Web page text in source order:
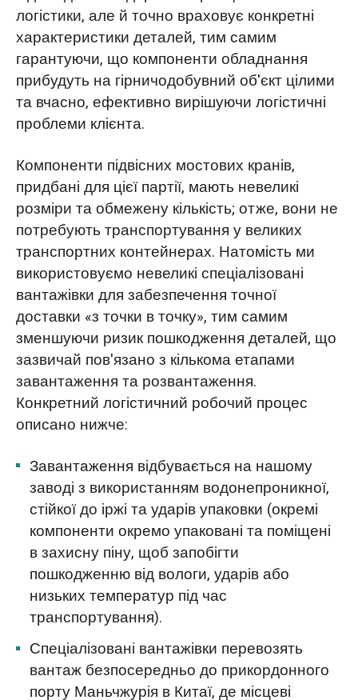
логістики, але й точно враховує конкретні
характеристики деталей, тим самим
гарантуючи, що компоненти обладнання
прибудуть на гірничодобувний об'єкт цілими
та вчасно, ефективно вирішуючи логістичні
проблеми клієнта.
Компоненти підвісних мостових кранів,
придбані для цієї партії, мають невеликі
розміри та обмежену кількість; отже, вони не
потребують транспортування у великих
транспортних контейнерах. Натомість ми
використовуємо невеликі спеціалізовані
вантажівки для забезпечення точної
доставки «з точки в точку», тим самим
зменшуючи ризик пошкодження деталей, що
зазвичай пов'язано з кількома етапами
завантаження та розвантаження.
Конкретний логістичний робочий процес
описано нижче:
Завантаження відбувається на нашому
заводі з використанням водонепроникної,
стійкої до іржі та ударів упаковки (окремі
компоненти окремо упаковані та поміщені
в захисну піну, щоб запобігти
пошкодженню від вологи, ударів або
низьких температур під час
транспортування).
Спеціалізовані вантажівки перевозять
вантаж безпосередньо до прикордонного
порту Маньчжурія в Китаї, де місцеві